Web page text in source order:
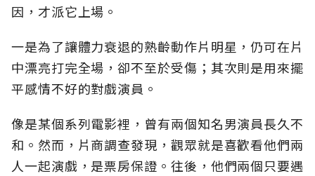
因，才派它上場。
一是為了讓體力衰退的熟齡動作片明星，仍可在片
中漂亮打完全場，卻不至於受傷；其次則是用來擺
平感情不好的對戲演員。
像是某個系列電影裡，曾有兩個知名男演員長久不
和。然而，片商調查發現，觀眾就是喜歡看他們兩
人一起演戲，是票房保證。往後，他們兩個只要遇